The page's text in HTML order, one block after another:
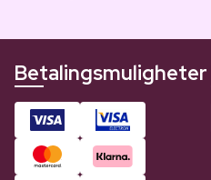
Betalingsmuligheter